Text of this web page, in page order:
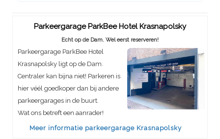
Parkeergarage ParkBee Hotel Krasnapolsky
Echt op de Dam. Wel eerst reserveren!
Parkeergarage ParkBee Hotel
Krasnapolsky ligt op de Dam.
Centraler kan bijna niet! Parkeren is
hier véél goedkoper dan bij andere
parkeergarages in de buurt.
Wat ons betreft een aanrader!
Meer informatie parkeergarage Krasnapolsky